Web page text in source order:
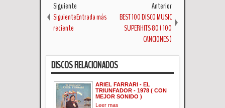
Siguiente
SiguienteEntrada más
reciente
Anterior
BEST 100 DISCO MUSIC
SUPERHITS 80 ( 100
CANCIONES )
DISCOS RELACIONADOS
ARIEL FARRARI - EL
TRIUNFADOR - 1978 ( CON
MEJOR SONIDO )
Leer mas